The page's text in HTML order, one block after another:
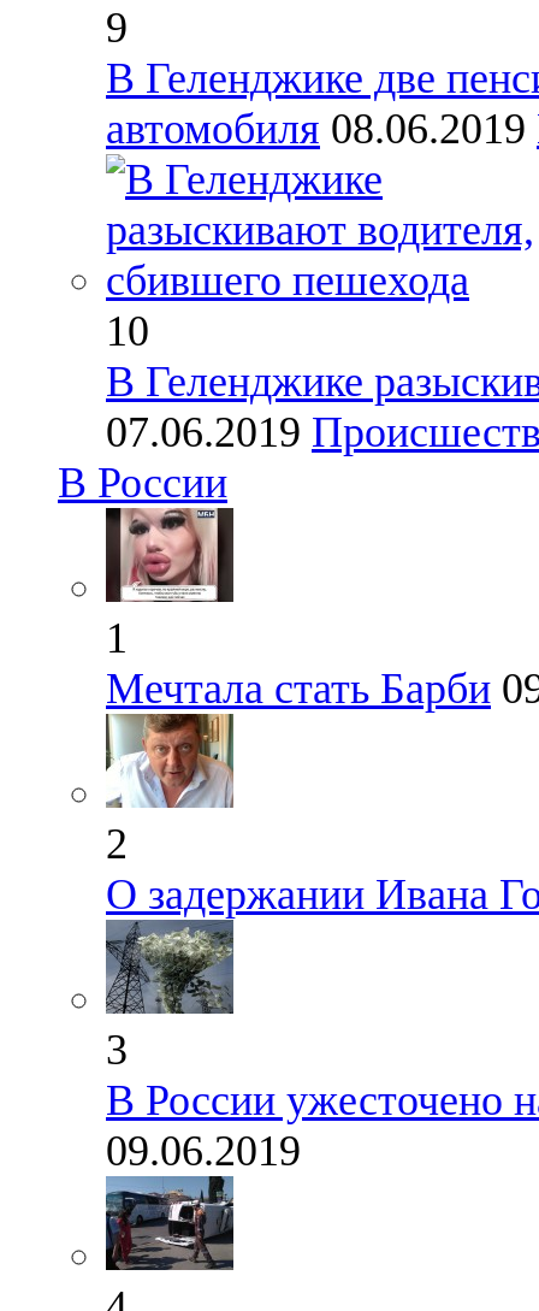
9
В Геленджике две
автомобиля 08.06.2019
10
В Геленджике
07.06.2019
В России
1
Мечтала стать Барби
2
О задержании Ивана
3
В России ужесточено
09.06.2019